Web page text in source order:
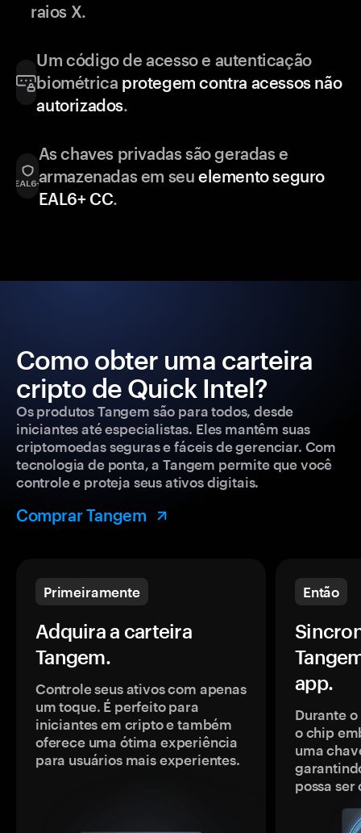
raios X.
Um código de acesso e autenticação
biométrica protegem contra acessos não
autorizados.
As chaves privadas são geradas e
armazenadas em seu elemento seguro
EAL6+ CC.
Como obter uma carteira
cripto de Quick Intel?
Os produtos Tangem são para todos, desde
iniciantes até especialistas. Eles mantêm suas
criptomoedas seguras e fáceis de gerenciar. Com
tecnologia de ponta, a Tangem permite que você
controle e proteja seus ativos digitais.
Comprar Tangem
Primeiramente
Adquira a carteira
Tangem.
Controle seus ativos com apenas
um toque. É perfeito para
iniciantes em cripto e também
oferece uma ótima experiência
para usuários mais experientes.
Então
app.
Durante
o chip
uma
possa